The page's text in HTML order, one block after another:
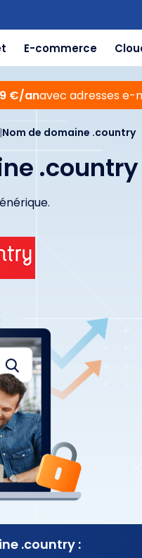
E-commerce
€/anavec adresses e-
|Nom de domaine .country
.country
.country :